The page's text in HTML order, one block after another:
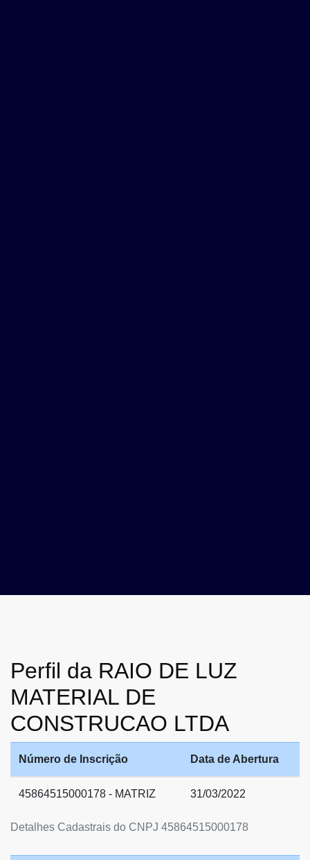
Perfil da RAIO DE LUZ
MATERIAL DE
CONSTRUCAO LTDA
Detalhes Cadastrais do CNPJ 45864515000178
Número de Inscrição Data de Abertura
45864515000178 - MATRIZ 31/03/2022